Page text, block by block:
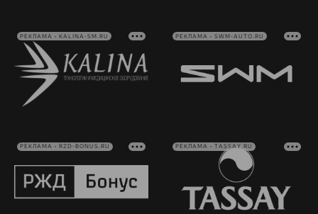
РЕКЛАМА • KALINA-SM.RU РЕКЛАМА • SWM-AUTO.RU
РЕКЛАМА • RZD-BONUS.RU РЕКЛАМА • TASSAY.RU